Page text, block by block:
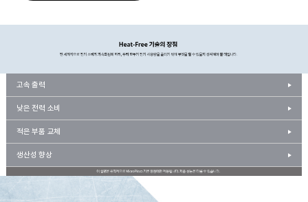
고속 출력
낮은 전력 소비
적은 부품 교체
생산성 향상